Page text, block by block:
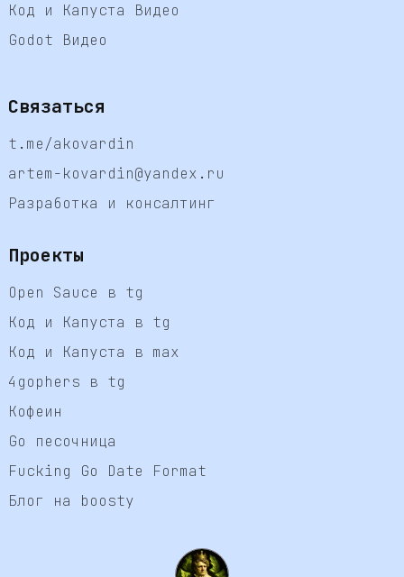
Код и Капуста Видео
Godot Видео
Связаться
t.me/akovardin
artem-kovardin@yandex.ru
Разработка и консалтинг
Проекты
Open Sauce в tg
Код и Капуста в tg
Код и Капуста в max
4gophers в tg
Кофеин
Go песочница
Fucking Go Date Format
Блог на boosty